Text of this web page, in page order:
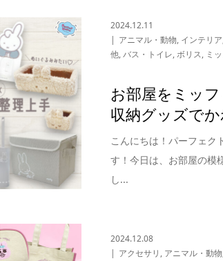
2024.12.11
アニマル・動物, インテリア
他,バス・トイレ,ボリス, ミ
お部屋をミッ
収納グッズで
こんにちは！パーフェク
す！今日は、お部屋の模
し...
2024.12.08
アクセサリ, アニマル・動物